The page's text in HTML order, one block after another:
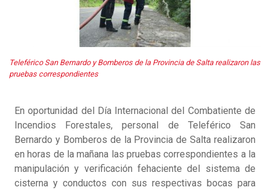
Teleférico San Bernardo y Bomberos de la Provincia de Salta realizaron las
pruebas correspondientes
En oportunidad del Día Internacional del Combatiente de
Incendios Forestales, personal de Teleférico San
Bernardo y Bomberos de la Provincia de Salta realizaron
en horas de la mañana las pruebas correspondientes a la
manipulación y verificación fehaciente del sistema de
cisterna y conductos con sus respectivas bocas para